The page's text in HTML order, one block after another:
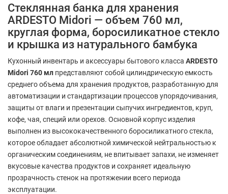
Стеклянная банка для хранения
ARDESTO Midori — объем 760 мл,
круглая форма, боросиликатное стекло
и крышка из натурального бамбука
Кухонный инвентарь и аксессуары бытового класса ARDESTO
Midori 760 мл представляют собой цилиндрическую емкость
среднего объема для хранения продуктов, разработанную для
автоматизации и стандартизации процессов упорядочивания,
защиты от влаги и презентации сыпучих ингредиентов, круп,
кофе, чая, специй или орехов. Основной корпус изделия
выполнен из высококачественного боросиликатного стекла,
которое обладает абсолютной химической нейтральностью к
органическим соединениям, не впитывает запахи, не изменяет
вкусовые качества продуктов и сохраняет идеальную
прозрачность стенок на протяжении всего периода
эксплуатации.